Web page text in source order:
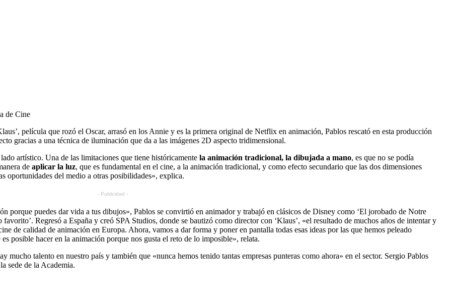
de Cine
película que rozó el Oscar, arrasó en los Annie y es la primera original de Netflix en animación, Pablos rescató en esta producción
gracias a una técnica de iluminación que da a las imágenes 2D aspecto tridimensional.
artístico. Una de las limitaciones que tiene históricamente la animación tradicional, la dibujada a mano, es que no se podía
de aplicar la luz, que es fundamental en el cine, a la animación tradicional, y como efecto secundario que las dos dimensiones
oportunidades del medio a otras posibilidades», explica.
- Publicidad -
porque puedes dar vida a tus dibujos», Pablos se convirtió en animador y trabajó en clásicos de Disney como ‘El jorobado de Notre
Regresó a España y creó SPA Studios, donde se bautizó como director con ‘Klaus’, «el resultado de muchos años de intentar y
de calidad de animación en Europa. Ahora, vamos a dar forma y poner en pantalla todas esas ideas por las que hemos peleado
posible hacer en la animación porque nos gusta el reto de lo imposible», relata.
mucho talento en nuestro país y también que «nunca hemos tenido tantas empresas punteras como ahora» en el sector. Sergio Pablos
sede de la Academia.